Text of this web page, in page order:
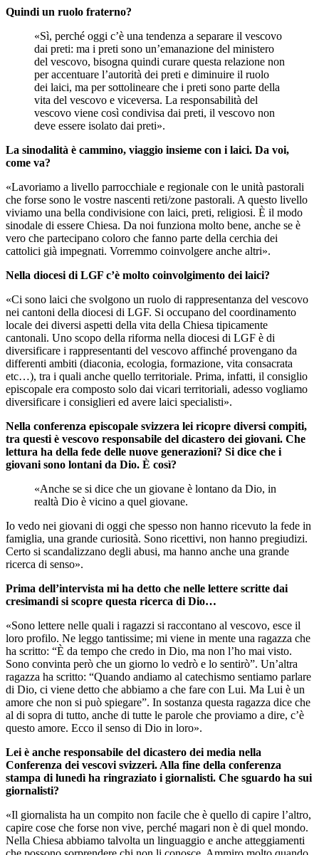
Quindi un ruolo fraterno?
«Sì, perché oggi c’è una tendenza a separare il vescovo
dai preti: ma i preti sono un’emanazione del ministero
del vescovo, bisogna quindi curare questa relazione non
per accentuare l’autorità dei preti e diminuire il ruolo
dei laici, ma per sottolineare che i preti sono parte della
vita del vescovo e viceversa. La responsabilità del
vescovo viene così condivisa dai preti, il vescovo non
deve essere isolato dai preti».
La sinodalità è cammino, viaggio insieme con i laici. Da voi,
come va?
«Lavoriamo a livello parrocchiale e regionale con le unità pastorali
che forse sono le vostre nascenti reti/zone pastorali. A questo livello
viviamo una bella condivisione con laici, preti, religiosi. È il modo
sinodale di essere Chiesa. Da noi funziona molto bene, anche se è
vero che partecipano coloro che fanno parte della cerchia dei
cattolici già impegnati. Vorremmo coinvolgere anche altri».
Nella diocesi di LGF c’è molto coinvolgimento dei laici?
«Ci sono laici che svolgono un ruolo di rappresentanza del vescovo
nei cantoni della diocesi di LGF. Si occupano del coordinamento
locale dei diversi aspetti della vita della Chiesa tipicamente
cantonali. Uno scopo della riforma nella diocesi di LGF è di
diversificare i rappresentanti del vescovo affinché provengano da
differenti ambiti (diaconia, ecologia, formazione, vita consacrata
etc…), tra i quali anche quello territoriale. Prima, infatti, il consiglio
episcopale era composto solo dai vicari territoriali, adesso vogliamo
diversificare i consiglieri ed avere laici specialisti».
Nella conferenza episcopale svizzera lei ricopre diversi compiti,
tra questi è vescovo responsabile del dicastero dei giovani. Che
lettura ha della fede delle nuove generazioni? Si dice che i
giovani sono lontani da Dio. È così?
«Anche se si dice che un giovane è lontano da Dio, in
realtà Dio è vicino a quel giovane.
Io vedo nei giovani di oggi che spesso non hanno ricevuto la fede in
famiglia, una grande curiosità. Sono ricettivi, non hanno pregiudizi.
Certo si scandalizzano degli abusi, ma hanno anche una grande
ricerca di senso».
Prima dell’intervista mi ha detto che nelle lettere scritte dai
cresimandi si scopre questa ricerca di Dio…
«Sono lettere nelle quali i ragazzi si raccontano al vescovo, esce il
loro profilo. Ne leggo tantissime; mi viene in mente una ragazza che
ha scritto: “È da tempo che credo in Dio, ma non l’ho mai visto.
Sono convinta però che un giorno lo vedrò e lo sentirò”. Un’altra
ragazza ha scritto: “Quando andiamo al catechismo sentiamo parlare
di Dio, ci viene detto che abbiamo a che fare con Lui. Ma Lui è un
amore che non si può spiegare”. In sostanza questa ragazza dice che
al di sopra di tutto, anche di tutte le parole che proviamo a dire, c’è
questo amore. Ecco il senso di Dio in loro».
Lei è anche responsabile del dicastero dei media nella
Conferenza dei vescovi svizzeri. Alla fine della conferenza
stampa di lunedì ha ringraziato i giornalisti. Che sguardo ha sui
giornalisti?
«Il giornalista ha un compito non facile che è quello di capire l’altro,
capire cose che forse non vive, perché magari non è di quel mondo.
Nella Chiesa abbiamo talvolta un linguaggio e anche atteggiamenti